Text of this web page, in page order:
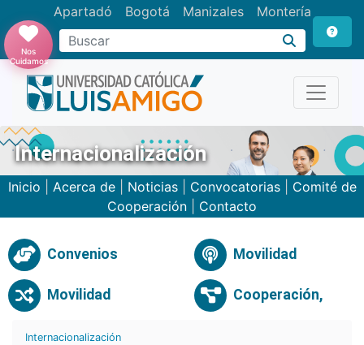
Apartadó Bogotá Manizales Montería
Buscar
Nos
Cuidamos
Internacionalización
Inicio Acerca de| Noticias| Convocatorias| Comité de
Cooperación
Contacto
Convenios Movilidad
Movilidad Cooperación,
Internacionalización